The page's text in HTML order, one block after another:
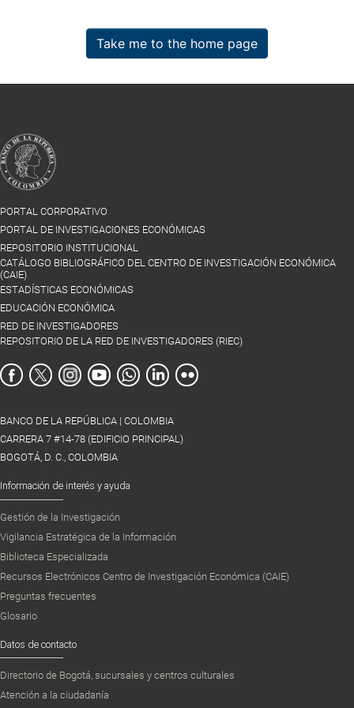
Take me to the home page
PORTAL CORPORATIVO
PORTAL DE INVESTIGACIONES ECONÓMICAS
REPOSITORIO INSTITUCIONAL
CATÁLOGO BIBLIOGRÁFICO DEL CENTRO DE INVESTIGACIÓN ECONÓMICA
(CAIE)
ESTADÍSTICAS ECONÓMICAS
EDUCACIÓN ECONÓMICA
RED DE INVESTIGADORES
REPOSITORIO DE LA RED DE INVESTIGADORES (RIEC)
BANCO DE LA REPÚBLICA | COLOMBIA
CARRERA 7 #14-78 (EDIFICIO PRINCIPAL)
BOGOTÁ, D. C., COLOMBIA
Información de interés y ayuda
Gestión de la Investigación
Vigilancia Estratégica de la Información
Biblioteca Especializada
Recursos Electrónicos Centro de Investigación Económica (CAIE)
Preguntas frecuentes
Glosario
Datos de contacto
Directorio de Bogotá, sucursales y centros culturales
Atención a la ciudadanía